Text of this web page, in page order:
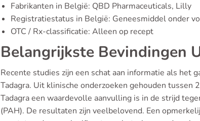
Fabrikanten in België: QBD Pharmaceuticals, Lilly
Registratiestatus in België: Geneesmiddel onder
OTC / Rx-classificatie: Alleen op recept
Belangrijkste Bevindingen
Recente studies zijn een schat aan informatie als het
Tadagra. Uit klinische onderzoeken gehouden
Tadagra een waardevolle aanvulling is in de strijd
(PAH). De resultaten zijn veelbelovend. Een